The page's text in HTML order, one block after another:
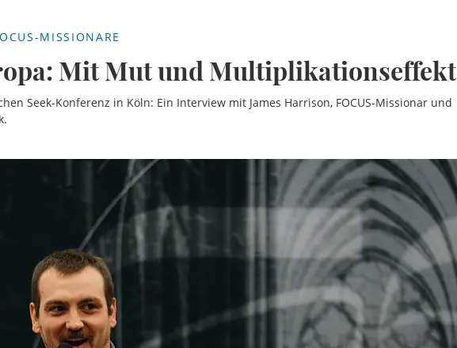
MISSIONARE
Mit Mut und Multiplikationseffekt
Seek-Konferenz in Köln: Ein Interview mit James Harrison, FOCUS-Missionar und